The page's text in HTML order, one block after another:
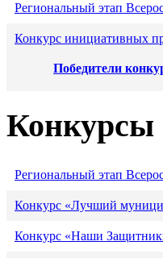
Региональный этап
Конкурс инициативных
Победители
Конкурсы
Региональный этап
Конкурс «Лучший
Конкурс «Наши